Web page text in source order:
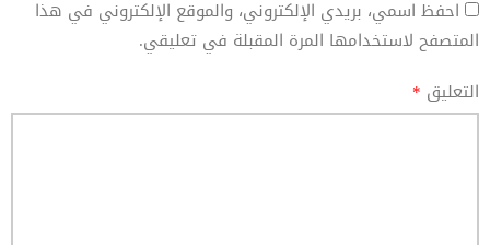
احفظ اسمي، بريدي الإلكتروني، والموقع الإلكتروني في هذا
المتصفح لاستخدامها المرة المقبلة في تعليقي.
التعليق *